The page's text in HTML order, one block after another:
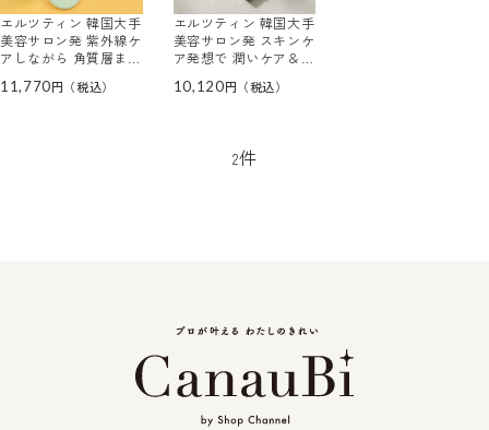
エルツティン 韓国大手
美容サロン発 紫外線ケ
アしながら 角質層まで
ルクッション ２個分セ
11,770
エルツティン 韓国大手
美容サロン発 スキンケ
ア発想で 潤いケア＆紫
ウォーター サンクリー
10,120
2件